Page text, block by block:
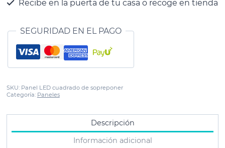
Recibe en la puerta de tu casa o recoge en tienda
SEGURIDAD EN EL PAGO
SKU: Panel LED cuadrado de sopreponer
Categoría: Paneles
Descripción
Información adicional